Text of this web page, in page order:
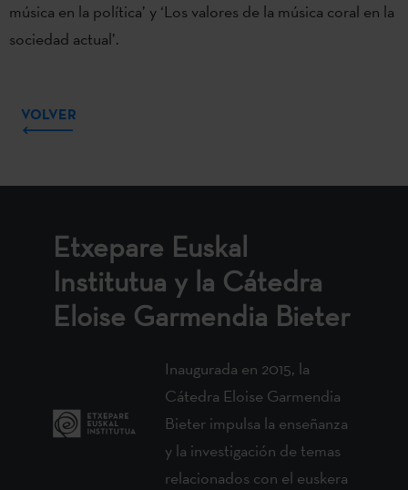
música en la política’ y ‘Los valores de la música coral en la
sociedad actual’.
VOLVER
Etxepare Euskal
Institutua y la Cátedra
Eloise Garmendia Bieter
Inaugurada en 2015, la
Cátedra Eloise Garmendia
Bieter impulsa la enseñanza
y la investigación de temas
relacionados con el euskera